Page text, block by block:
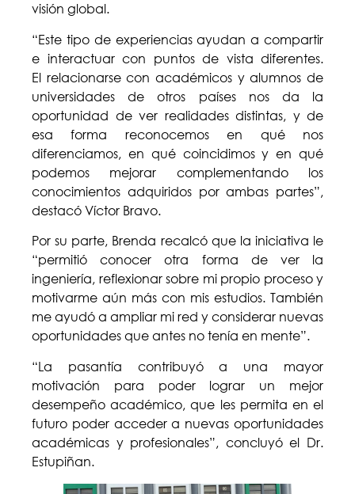
visión global.
“Este tipo de experiencias ayudan a compartir
e interactuar con puntos de vista diferentes.
El relacionarse con académicos y alumnos de
universidades de otros países nos da la
oportunidad de ver realidades distintas, y de
esa forma reconocemos en qué nos
diferenciamos, en qué coincidimos y en qué
podemos mejorar complementando los
conocimientos adquiridos por ambas partes”,
destacó Víctor Bravo.
Por su parte, Brenda recalcó que la iniciativa le
“permitió conocer otra forma de ver la
ingeniería, reflexionar sobre mi propio proceso y
motivarme aún más con mis estudios. También
me ayudó a ampliar mi red y considerar nuevas
oportunidades que antes no tenía en mente”.
“La pasantía contribuyó a una mayor
motivación para poder lograr un mejor
desempeño académico, que les permita en el
futuro poder acceder a nuevas oportunidades
académicas y profesionales”, concluyó el Dr.
Estupiñan.